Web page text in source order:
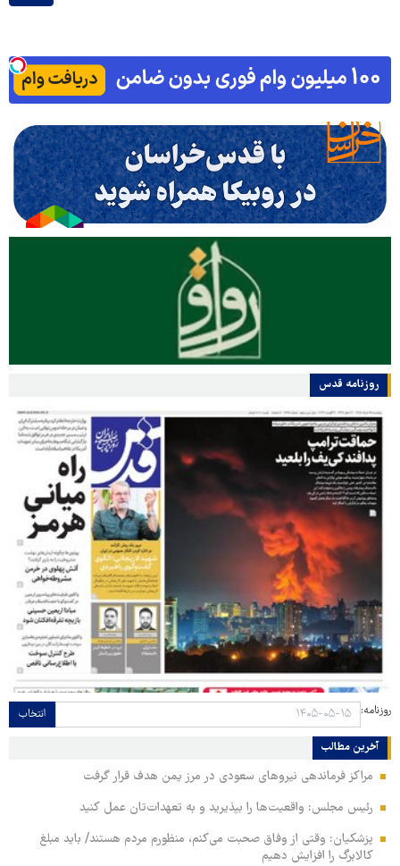
روزنامه قدس
روزنامه: انتخاب
آخرین مطالب
مراکز فرماندهی نیروهای سعودی در مرز یمن هدف قرار گرفت
رئیس مجلس: واقعیت‌ها را بپذیرید و به تعهدات‌تان عمل کنید
پزشکیان: وقتی از وفاق صحبت می‌کنم، منظورم مردم هستند/ باید مبلغ
کالابرگ را افزایش دهیم